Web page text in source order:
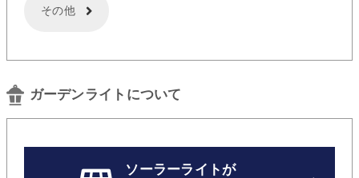
その他
ガーデンライトについて
ソーラーライトが